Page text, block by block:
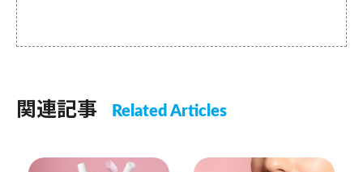
関連記事 Related Articles